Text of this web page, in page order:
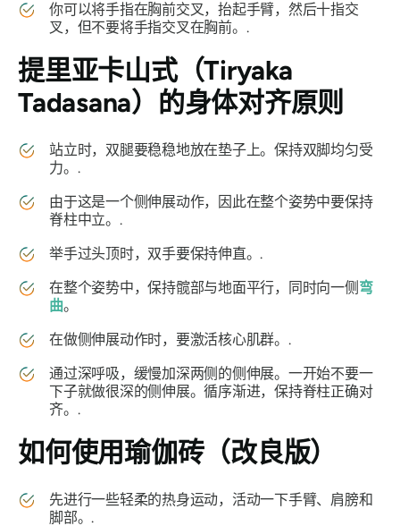
你可以将手指在胸前交叉，抬起手臂，然后十指交
叉，但不要将手指交叉在胸前。.
提里亚卡山式（Tiryaka
Tadasana） 的身体对齐原则
站立时，双腿要稳稳地放在垫子上。保持双脚均匀受
力。.
由于这是一个侧伸展动作，因此在整个姿势中要保持
脊柱中立。.
举手过头顶时，双手要保持伸直。.
在整个姿势中，保持髋部与地面平行，同时向一侧 弯
曲。
在做侧伸展动作时，要激活核心肌群。.
通过深呼吸，缓慢加深两侧的侧伸展。一开始不要一
下子就做很深的侧伸展。循序渐进，保持脊柱正确对
齐。.
如何使用瑜伽砖（改良版）
先进行一些轻柔的热身运动，活动一下手臂、肩膀和
脚部。.